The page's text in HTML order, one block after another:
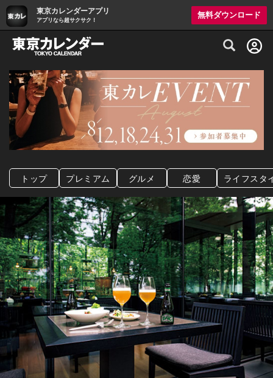
東京カレンダーアプリ
アプリなら超サクサク！
無料ダウンロード
グルメ情報・プレミアムレストラン予約
トップ プレミアム グルメ 恋愛 ライフスタ